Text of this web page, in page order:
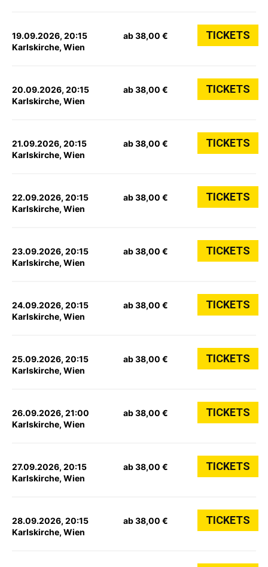
19.09.2026, 20:15
Karlskirche, Wien
ab 38,00 € TICKETS
20.09.2026, 20:15
Karlskirche, Wien
ab 38,00 € TICKETS
21.09.2026, 20:15
Karlskirche, Wien
ab 38,00 € TICKETS
22.09.2026, 20:15
Karlskirche, Wien
ab 38,00 € TICKETS
23.09.2026, 20:15
Karlskirche, Wien
ab 38,00 € TICKETS
24.09.2026, 20:15
Karlskirche, Wien
ab 38,00 € TICKETS
25.09.2026, 20:15
Karlskirche, Wien
ab 38,00 € TICKETS
26.09.2026, 21:00
Karlskirche, Wien
ab 38,00 € TICKETS
27.09.2026, 20:15
Karlskirche, Wien
ab 38,00 € TICKETS
28.09.2026, 20:15
Karlskirche, Wien
ab 38,00 € TICKETS